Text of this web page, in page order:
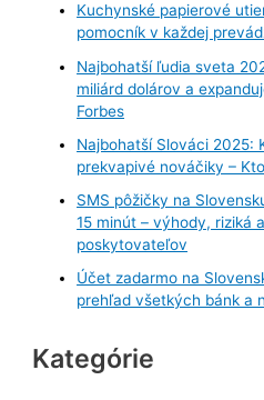
Kuchynské papierové
pomocník v každej
Najbohatší ľudia sveta
miliárd dolárov a
Forbes
Najbohatší Slováci 2025:
prekvapivé nováčiky –
SMS pôžičky na
15 minút – výhody, riziká
poskytovateľov
Účet zadarmo na
prehľad všetkých bánk a
Kategórie